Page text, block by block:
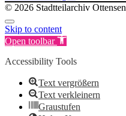
© 2026 Stadtteilarchiv Ottensen
Skip to content
Open toolbar
Accessibility Tools
Text vergrößern
Text verkleinern
Graustufen